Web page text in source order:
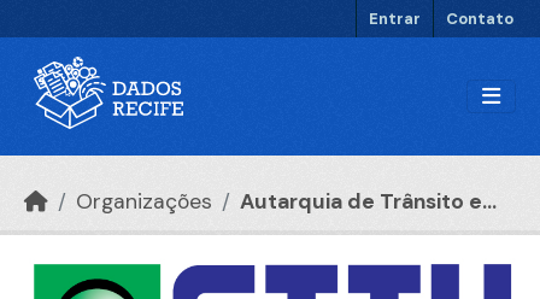
Entrar Contato
Organizações Autarquia de Trânsito e...